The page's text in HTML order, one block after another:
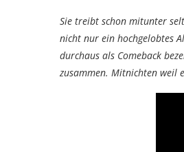
Sie treibt schon mitunter
nicht nur ein hochgelobtes
durchaus als Comeback
zusammen. Mitnichten weil